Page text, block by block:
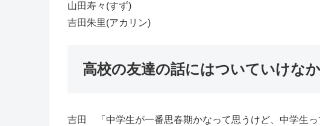
山田寿々(すず)
吉田朱里(アカリン)
高校の友達の話にはついていけな
吉田 「中学生が一番思春期かなって思うけど、中学生っ